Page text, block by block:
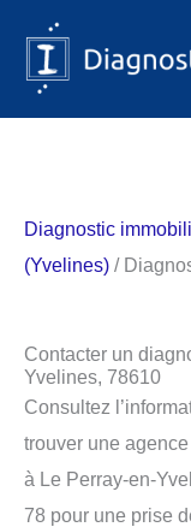
contenu
Diagnostic
(Yvelines) /
Contacter un
Yvelines, 78610
Consultez
trouver une
à Le Perray-en-
78 pour une prise